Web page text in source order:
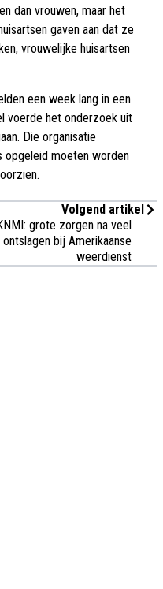
dan vrouwen, maar het
gaven aan dat ze
vrouwelijke huisartsen
een week lang in een
voerde het onderzoek uit
Die organisatie
opgeleid moeten worden
Volgend artikel
grote zorgen na veel
ontslagen bij Amerikaanse
weerdienst